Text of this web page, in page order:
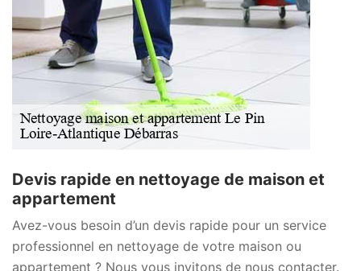
Devis rapide en nettoyage de maison et
appartement
Avez-vous besoin d’un devis rapide pour un service
professionnel en nettoyage de votre maison ou
appartement ? Nous vous invitons de nous contacter.